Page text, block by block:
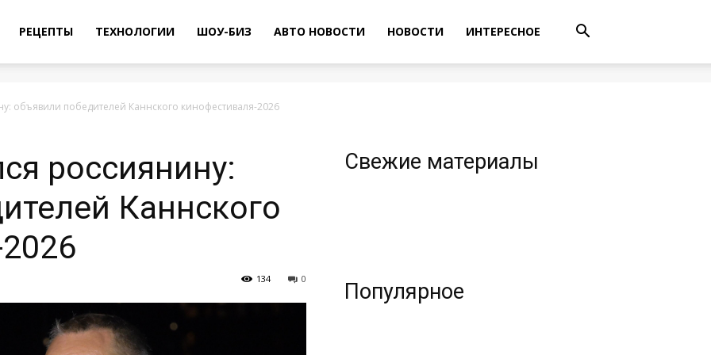
РЕЦЕПТЫ ТЕХНОЛОГИИ ШОУ-БИЗ АВТО НОВОСТИ НОВОСТИ ИНТЕРЕСНОЕ
объявили победителей Каннского кинофестиваля-2026
россиянину:
Каннского
0
134
Свежие материалы
Популярное